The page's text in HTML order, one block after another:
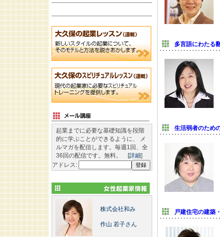
多言語にわたる
生活弱者のため
戸建住宅の建築
起業までに必要な基礎知識を段階
的に学ぶことができるように、 メ
ルマガを配信します。毎週1回、全
36回の配信です。無料。 [詳細]
アドレス:
株式会社和み
作山 若子さん